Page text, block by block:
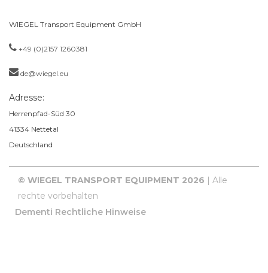
WIEGEL Transport Equipment GmbH
+49 (0)2157 1260381
de@wiegel.eu
Adresse:
Herrenpfad-Süd 30
41334 Nettetal
Deutschland
© WIEGEL TRANSPORT EQUIPMENT 2026 | Alle
rechte vorbehalten
Dementi Rechtliche Hinweise